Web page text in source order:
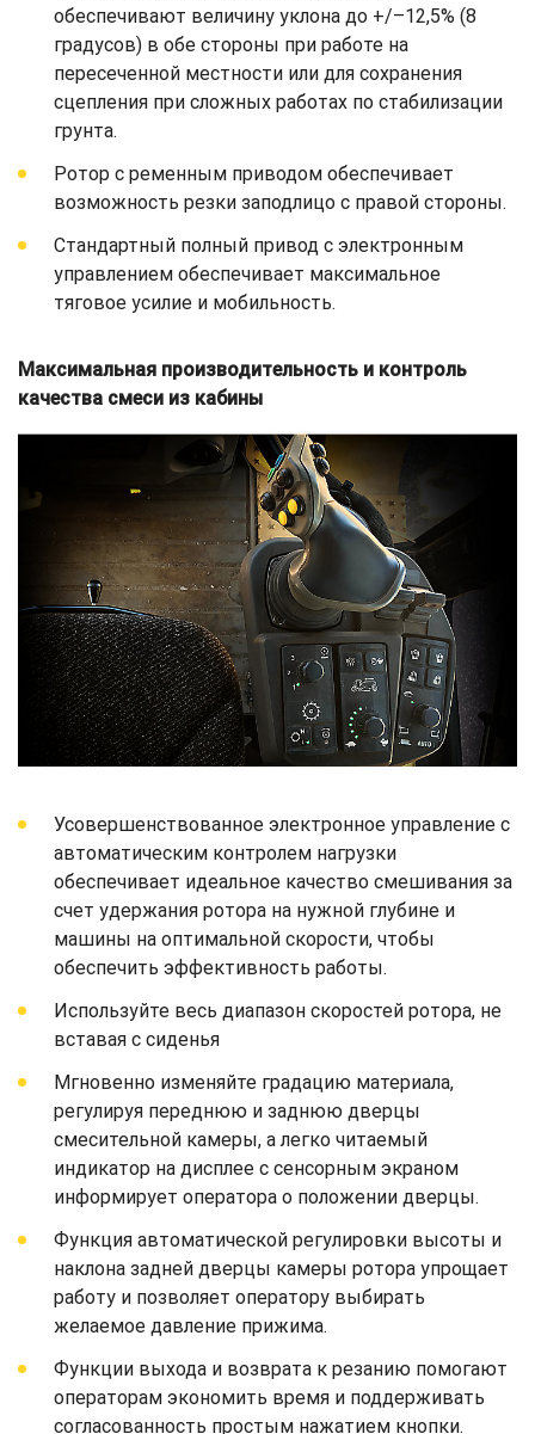
обеспечивают величину уклона до +/–12,5% (8
градусов) в обе стороны при работе на
пересеченной местности или для сохранения
сцепления при сложных работах по стабилизации
грунта.
Ротор с ременным приводом обеспечивает
возможность резки заподлицо с правой стороны.
Стандартный полный привод с электронным
управлением обеспечивает максимальное
тяговое усилие и мобильность.
Максимальная производительность и контроль
качества смеси из кабины
Усовершенствованное электронное управление с
автоматическим контролем нагрузки
обеспечивает идеальное качество смешивания за
счет удержания ротора на нужной глубине и
машины на оптимальной скорости, чтобы
обеспечить эффективность работы.
Используйте весь диапазон скоростей ротора, не
вставая с сиденья
Мгновенно изменяйте градацию материала,
регулируя переднюю и заднюю дверцы
смесительной камеры, а легко читаемый
индикатор на дисплее с сенсорным экраном
информирует оператора о положении дверцы.
Функция автоматической регулировки высоты и
наклона задней дверцы камеры ротора упрощает
работу и позволяет оператору выбирать
желаемое давление прижима.
Функции выхода и возврата к резанию помогают
операторам экономить время и поддерживать
согласованность простым нажатием кнопки.